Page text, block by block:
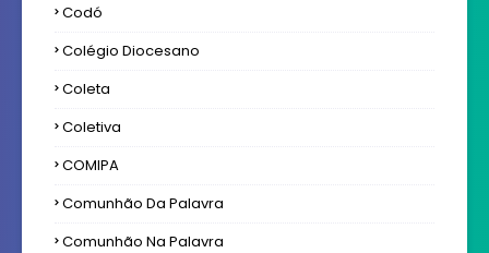
Codó
Colégio Diocesano
Coleta
Coletiva
COMIPA
Comunhão Da Palavra
Comunhão Na Palavra